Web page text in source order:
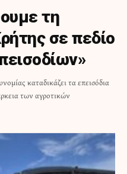
τη
σε πεδίο
καταδικάζει τα επεισόδια
των αγροτικών